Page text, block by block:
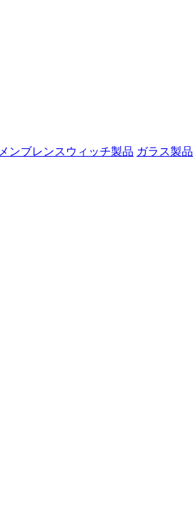
メンブレンスウィッチ製品 ガラス製品